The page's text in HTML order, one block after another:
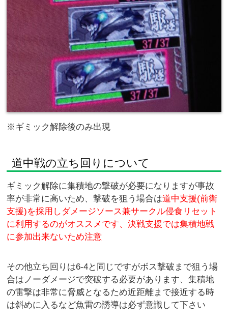
※ギミック解除後のみ出現
道中戦の立ち回りについて
ギミック解除に集積地の撃破が必要になりますが事故
率が非常に高いため、撃破を狙う場合は道中支援(前衛
支援)を採用しダメージソース兼サークル侵食リセット
に利用するのがオススメです、決戦支援では集積地戦
に参加出来ないため注意
その他立ち回りは6-4と同じですがボス撃破まで狙う場
合はノーダメージで突破する必要があります、集積地
の雷撃は非常に脅威となるため近距離まで接近する時
は斜めに入るなど魚雷の誘導は必ず意識して下さい